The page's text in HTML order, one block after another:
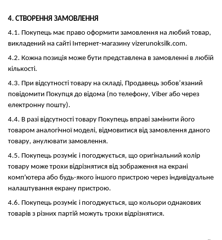
4. СТВОРЕННЯ ЗАМОВЛЕННЯ
4.1. Покупець має право оформити замовлення на любий товар,
викладений на сайті Інтернет-магазину vizerunoksilk.com.
4.2. Кожна позиція може бути представлена в замовленні в любій
кількості.
4.3. При відсутності товару на складі, Продавець зобов’язаний
повідомити Покупця до відома (по телефону, Viber або через
електронну пошту).
4.4. В разі відсутності товару Покупець вправі замінити його
товаром аналогічної моделі, відмовитися від замовлення даного
товару, анулювати замовлення.
4.5. Покупець розуміє і погоджується, що оригінальний колір
товару може трохи відрізнятися від зображення на екрані
комп'ютера або будь-якого іншого пристрою через індивідуальне
налаштування екрану пристрою.
4.6. Покупець розуміє і погоджується, що кольори однакових
товарів з різних партій можуть трохи відрізнятися.